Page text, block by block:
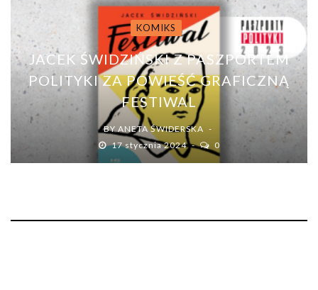
KOMIKS
JACEK ŚWIDZIŃSKI Z PASZPORTEM
POLITYKI ZA POWIEŚĆ GRAFICZNĄ
FESTIWAL
BYANETA ŚWIDERSKA
17 stycznia 2024
0